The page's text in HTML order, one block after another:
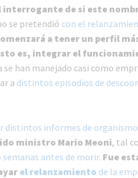
interrogante de si este
se pretendió con el
a tener un perfil
es, integrar el
se han manejado casi como
a distintos episodios de
distintos informes de
ministro Mario Meoni, tal
antes de morir. Fue
el relanzamiento de la